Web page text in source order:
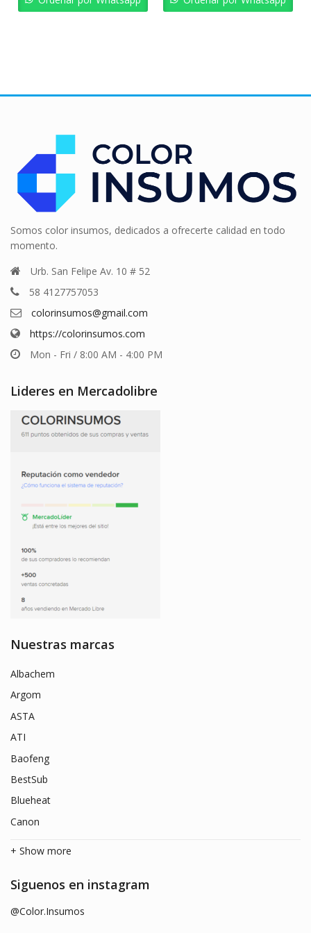
Somos color insumos, dedicados a ofrecerte calidad en todo
momento.
Urb. San Felipe Av. 10 # 52
58 4127757053
colorinsumos@gmail.com
https://colorinsumos.com
Mon - Fri / 8:00 AM - 4:00 PM
Lideres en Mercadolibre
Nuestras marcas
Albachem
Argom
ASTA
ATI
Baofeng
BestSub
Blueheat
Canon
+ Show more
Siguenos en instagram
@Color.Insumos